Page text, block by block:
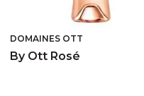
DOMAINES OTT
By Ott Rosé